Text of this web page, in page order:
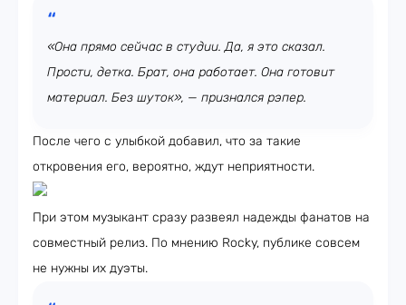
«Она прямо сейчас в студии. Да, я это сказал.
Прости, детка. Брат, она работает. Она готовит
материал. Без шуток», — признался рэпер.
После чего с улыбкой добавил, что за такие
откровения его, вероятно, ждут неприятности.
При этом музыкант сразу развеял надежды фанатов на
совместный релиз. По мнению Rocky, публике совсем
не нужны их дуэты.